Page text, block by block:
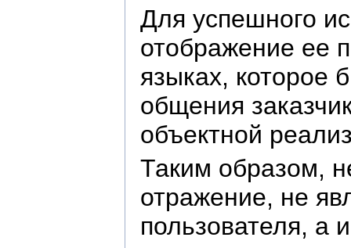
Для успешного
отображение ее
языках, которое
общения
объектной
Таким образом,
отражение, не
пользователя, а